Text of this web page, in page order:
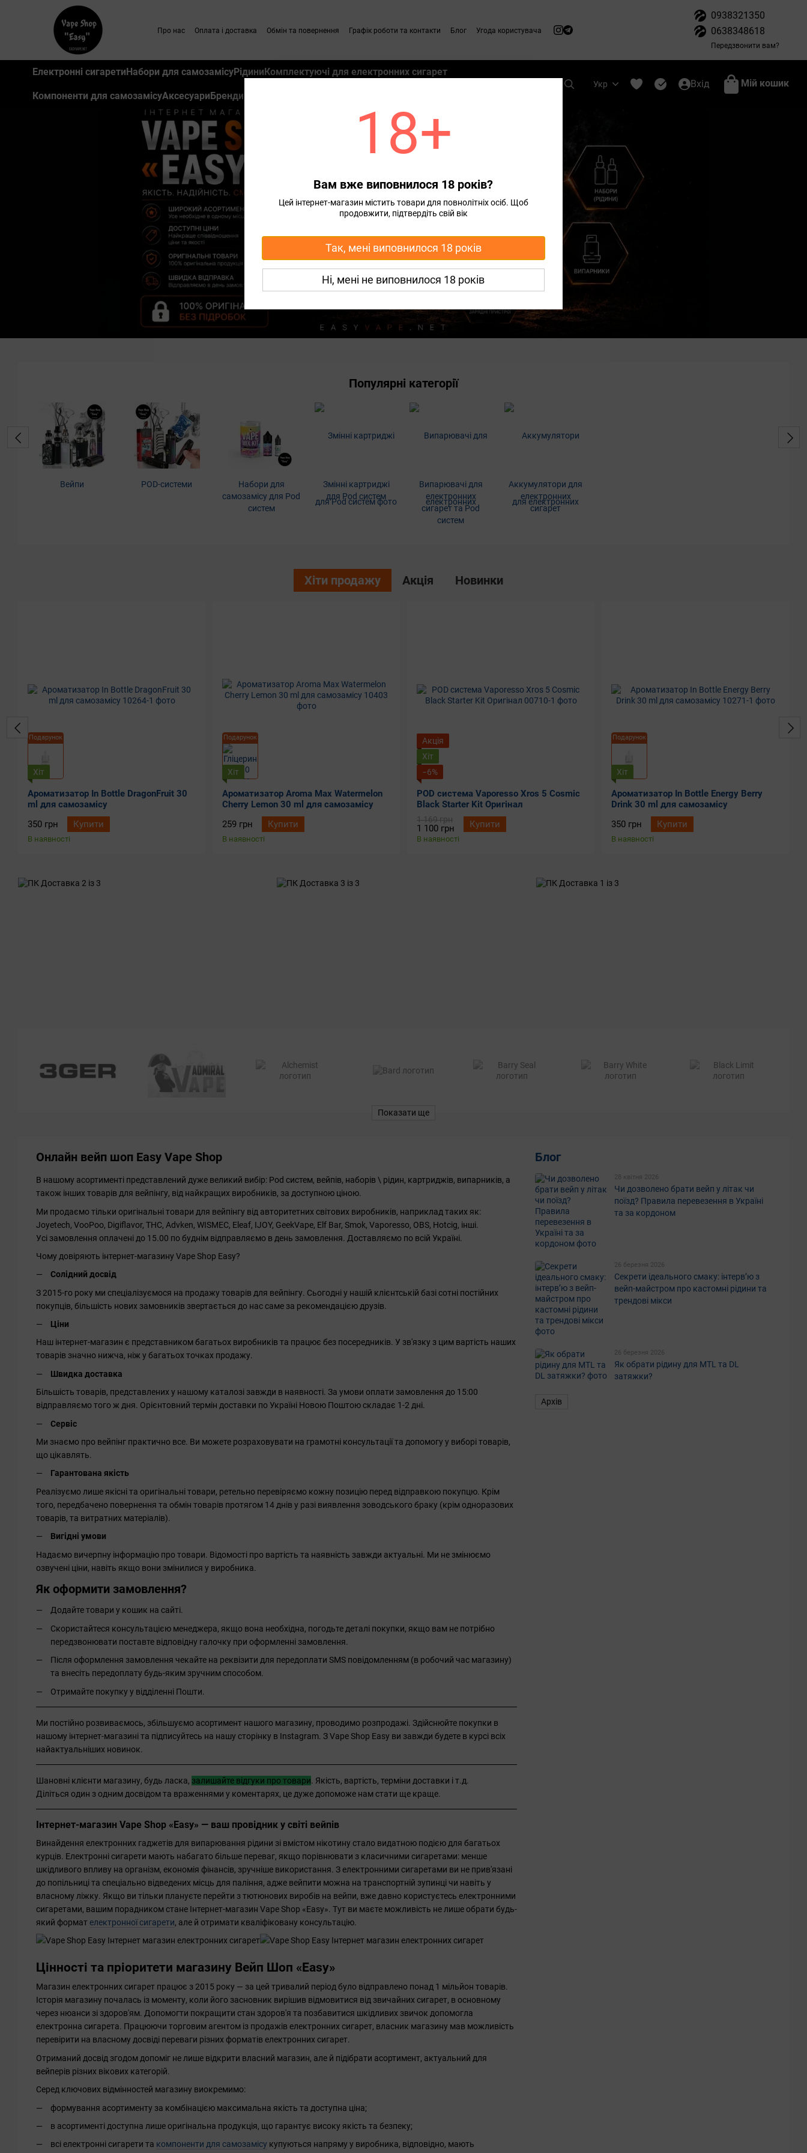
Перейти до основного контенту
Про нас Оплата і доставка Обмін та повернення Графік роботи та контакти Блог Угода користувача
0938321350
0638348618
Передзвонити вам?
Електронні сигаретиНабори для самозамісуРідиниКомплектуючі для електронних сигарет
Компоненти для самозамісуАксесуариБренди
Укр Вхід Мій кошик
Популярні категорії
Вейпи POD-системи
Набори для
самозамісу для Pod
систем
Змінні картриджі
для Pod систем
Випарювачі для
електронних
сигарет та Pod
систем
Аккумулятори для
електронних
сигарет
Хіти продажу Акція Новинки
Подарунок
Хіт
Ароматизатор In Bottle DragonFruit 30
ml для самозамісу
350 грн
Купити
В наявності
Подарунок
Хіт
Ароматизатор Aroma Max Watermelon
Cherry Lemon 30 ml для самозамісу
259 грн
Купити
В наявності
Акція
Хіт
−6%
POD система Vaporesso Xros 5 Cosmic
Black Starter Kit Оригінал
1 169 грн
1 100 грн Купити
В наявності
Подарунок
Хіт
Ароматизатор In Bottle Energy Berry
Drink 30 ml для самозамісу
350 грн
Купити
В наявності
Показати ще
Онлайн вейп шоп Easy Vape Shop
В нашому асортименті представлений дуже великий вибір: Pod систем, вейпів, наборів \ рідин, картриджів, випарників, а
також інших товарів для вейпінгу, від найкращих виробників, за доступною ціною.
Ми продаємо тільки оригінальні товари для вейпінгу від авторитетних світових виробників, наприклад таких як:
Joyetech, VooPoo, Digiflavor, THC, Advken, WISMEC, Eleaf, IJOY, GeekVape, Elf Bar, Smok, Vaporesso, OBS, Hotcig, інші.
Усі замовлення оплачені до 15.00 по буднім відправляємо в день замовлення. Доставляємо по всій Україні.
Чому довіряють інтернет-магазину Vape Shop Easy?
Солідний досвід
З 2015-го року ми спеціалізуємося на продажу товарів для вейпінгу. Сьогодні у нашій клієнтській базі сотні постійних
покупців, більшість нових замовників звертається до нас саме за рекомендацією друзів.
Ціни
Наш інтернет-магазин є представником багатьох виробників та працює без посередників. У зв'язку з цим вартість наших
товарів значно нижча, ніж у багатьох точках продажу.
Швидка доставка
Більшість товарів, представлених у нашому каталозі завжди в наявності. За умови оплати замовлення до 15:00
відправляємо того ж дня. Орієнтовний термін доставки по Україні Новою Поштою складає 1-2 дні.
Сервіс
Ми знаємо про вейпінг практично все. Ви можете розраховувати на грамотні консультації та допомогу у виборі товарів,
що цікавлять.
Гарантована якість
Реалізуємо лише якісні та оригінальні товари, ретельно перевіряємо кожну позицію перед відправкою покупцю. Крім
того, передбачено повернення та обмін товарів протягом 14 днів у разі виявлення зоводського браку (крім одноразових
товарів, та витратних матеріалів).
Вигідні умови
Надаємо вичерпну інформацію про товари. Відомості про вартість та наявність завжди актуальні. Ми не змінюємо
озвучені ціни, навіть якщо вони змінилися у виробника.
Як оформити замовлення?
Додайте товари у кошик на сайті.
Скористайтеся консультацією менеджера, якщо вона необхідна, погодьте деталі покупки, якщо вам не потрібно
передзвонювати поставте відповідну галочку при оформленні замовлення.
Після оформлення замовлення чекайте на реквізити для передоплати SMS повідомленням (в робочий час магазину)
та внесіть передоплату будь-яким зручним способом.
Отримайте покупку у відділенні Пошти.
Ми постійно розвиваємось, збільшуємо асортимент нашого магазину, проводимо розпродажі. Здійснюйте покупки в
нашому інтернет-магазині та підписуйтесь на нашу сторінку в Instagram. З Vape Shop Easy ви завжди будете в курсі всіх
найактуальніших новинок.
Шановні клієнти магазину, будь ласка, залишайте відгуки про товари. Якість, вартість, терміни доставки і т.д.
Діліться один з одним досвідом та враженнями у коментарях, це дуже допоможе нам стати ще краще.
Інтернет-магазин Vape Shop «Easy» — ваш провідник у світі вейпів
Винайдення електронних гаджетів для випарювання рідини зі вмістом нікотину стало видатною подією для багатьох
курців. Електронні сигарети мають набагато більше переваг, якщо порівнювати з класичними сигаретами: менше
шкідливого впливу на організм, економія фінансів, зручніше використання. З електронними сигаретами ви не прив'язані
до попільниці та спеціально відведених місць для паління, адже вейпити можна на транспортній зупинці чи навіть у
власному ліжку. Якщо ви тільки плануєте перейти з тютюнових виробів на вейпи, вже давно користуєтесь електронними
сигаретами, вашим порадником стане Інтернет-магазин Vape Shop «Easy». Тут ви маєте можливість не лише обрати будь-
який формат електронної сигарети, але й отримати кваліфіковану консультацію.
Цінності та пріоритети магазину Вейп Шоп «Easy»
Магазин електронних сигарет працює з 2015 року — за цей тривалий період було відправлено понад 1 мільйон товарів.
Історія магазину почалась із моменту, коли його засновник вирішив відмовитися від звичайних сигарет, в основному
через нюанси зі здоров'ям. Допомогти покращити стан здоров'я та позбавитися шкідливих звичок допомогла
електронна сигарета. Працюючи торговим агентом із продажів електронних сигарет, власник магазину мав можливість
перевірити на власному досвіді переваги різних форматів електронних сигарет.
Отриманий досвід згодом допоміг не лише відкрити власний магазин, але й підібрати асортимент, актуальний для
вейперів різних вікових категорій.
Серед ключових відмінностей магазину виокремимо:
формування асортименту за комбінацією максимальна якість та доступна ціна;
в асортименті доступна лише оригінальна продукція, що гарантує високу якість та безпеку;
всі електронні сигарети та компоненти для самозамісу купуються напряму у виробника, відповідно, мають
Блог
28 квітня 2026
Чи дозволено брати вейп у літак чи
поїзд? Правила перевезення в Україні
та за кордоном
26 березня 2026
Секрети ідеального смаку: інтерв’ю з
вейп-майстром про кастомні рідини та
трендові мікси
26 березня 2026
Як обрати рідину для MTL та DL
затяжки?
Архів
18+
Вам вже виповнилося 18 років?
Цей інтернет-магазин містить товари для повнолітніх осіб. Щоб
продовжити, підтвердіть свій вік
Так, мені виповнилося 18 років
Ні, мені не виповнилося 18 років